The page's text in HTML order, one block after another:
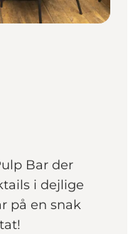
Bar der
i dejlige
på en snak